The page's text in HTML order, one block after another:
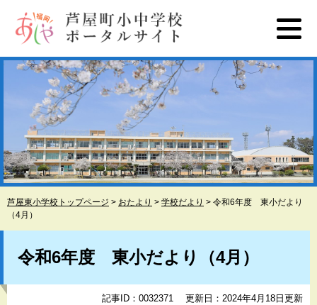
先を
文
へ
芦屋東小学校トップページ > おたより > 学校だより > 令和6年度 東小だより
（4月）
令和6年度 東小だより（4月）
記事ID：0032371 更新日：2024年4月18日更新